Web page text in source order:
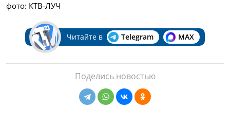
фото: КТВ-ЛУЧ
Читайте в Telegram MAX
Поделись новостью